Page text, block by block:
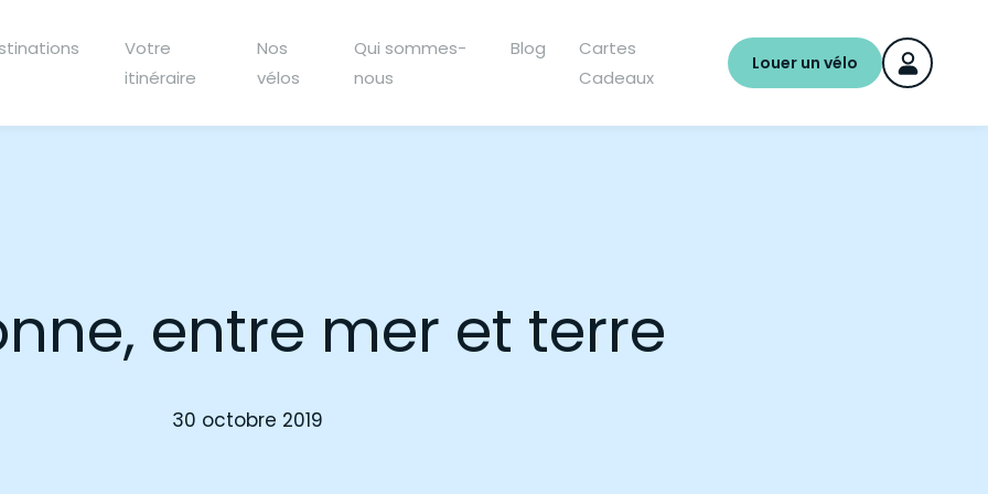
Votre
itinéraire
Nos
vélos
Qui sommes-
nous
Blog
Cartes
Cadeaux
Louer un vélo
entre mer et terre
30 octobre 2019